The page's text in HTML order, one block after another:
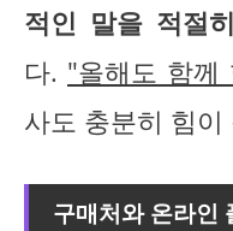
적인 말을 적절
다. "올해도 함께
사도 충분히 힘이
구매처와 온라인